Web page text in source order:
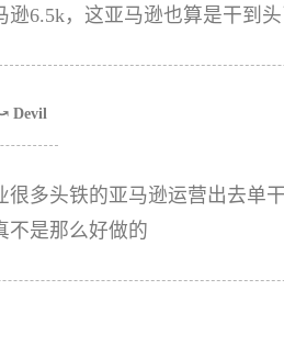
逊6.5k，这亚马逊也算是干到
Devil
很多头铁的亚马逊运营出去单
不是那么好做的